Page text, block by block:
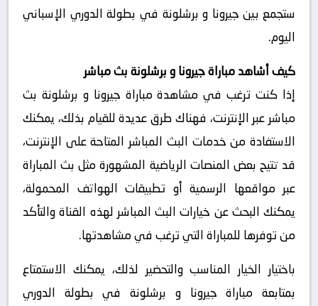
ستجمع بين جيرونا و برشلونة في بطولة الدوري الإسباني
اليوم.
كيف أشاهد مباراة جيرونا و برشلونة بث مباشر
إذا كنت ترغب في مشاهدة مباراة جيرونا و برشلونة بث
مباشر عبر الإنترنت، فهناك طرق عديدة للقيام بذلك، يمكنك
الاستفادة من خدمات البث المباشر المتاحة على الإنترنت،
قد تتيح بعض المنصات الرياضية المشهورة مثل بث المباراة
عبر مواقعها الرسمية أو تطبيقات الهواتف المحمولة،
يمكنك البحث عن خيارات البث المباشر لهذه القناة والتأكد
من توفرها للمباراة التي ترغب في مشاهدتها.
باختيار الخيار المناسب والتحضير لذلك، يمكنك الاستمتاع
بمتابعة مباراة جيرونا و برشلونة في بطولة الدوري